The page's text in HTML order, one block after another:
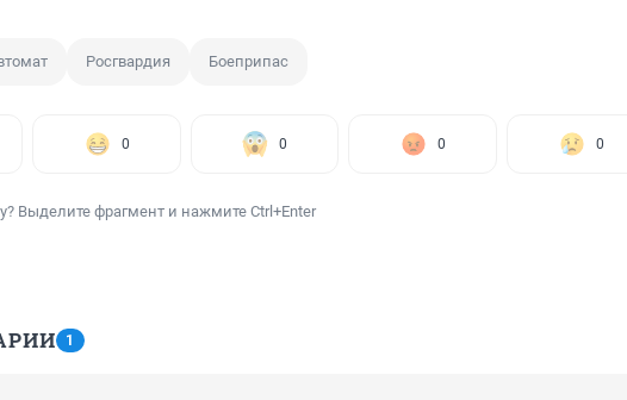
Росгвардия Боеприпас
0 0 0 0
Выделите фрагмент и нажмите Ctrl+Enter
1